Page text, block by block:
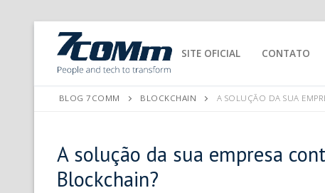
SITE OFICIAL CONTATO
BLOG 7COMM BLOCKCHAIN A SOLUÇÃO DA SUA
A solução da sua empresa
Blockchain?